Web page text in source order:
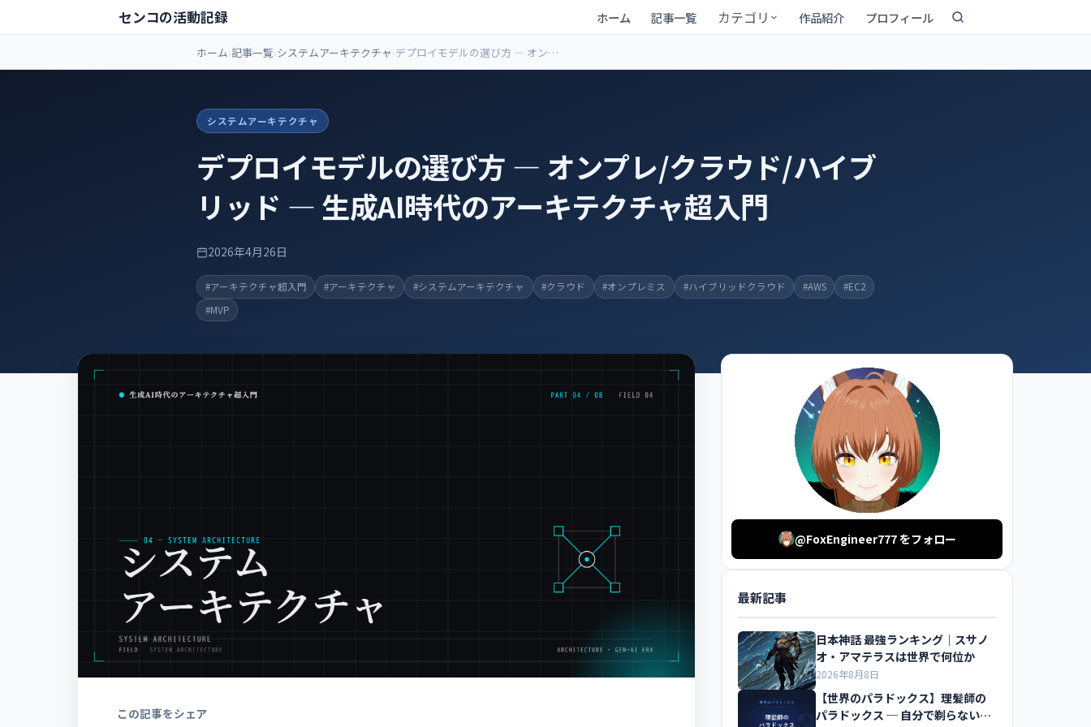
センコの活動記録 ホーム 記事一覧 カテゴリ 作品紹介 プロフィール
ホーム 記事一覧 システムアーキテクチャ デプロイモデルの選び方 ― オンプ
レ/クラウド/ハイブリッド ― 生成AI
システムアーキテクチャ
デプロイモデルの選び方 ― オンプレ/クラウド/ハイブ
リッド ― 生成AI時代のアーキテクチャ超入門
2026年4月26日
#アーキテクチャ超入門 #アーキテクチャ #システムアーキテクチャ #クラウド #オンプレミス #ハイブリッドクラウド #AWS
#EC2
#MVP
この記事をシェア
@FoxEngineer777 をフォロー
最新記事
日本神話 最強ランキング｜スサノ
オ・アマテラスは世界で何位か
2026年8月8日
【世界のパラドックス】理髪師の
パラドックス ─ 自分で剃らない人